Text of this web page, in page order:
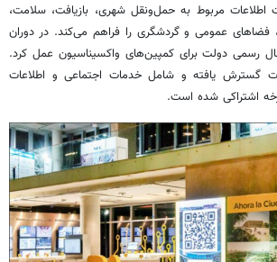
اطلاعات مربوط به حمل‌ونقل شهری، بازیافت، سلامت،
فضاهای عمومی و گردشگری را فراهم می‌کند. در دوران
رسمی دولت برای کمپین‌های واکسیناسیون عمل کرد.
گسترش یافته و شامل خدمات اجتماعی و اطلاعات
اشتراکی شده است.